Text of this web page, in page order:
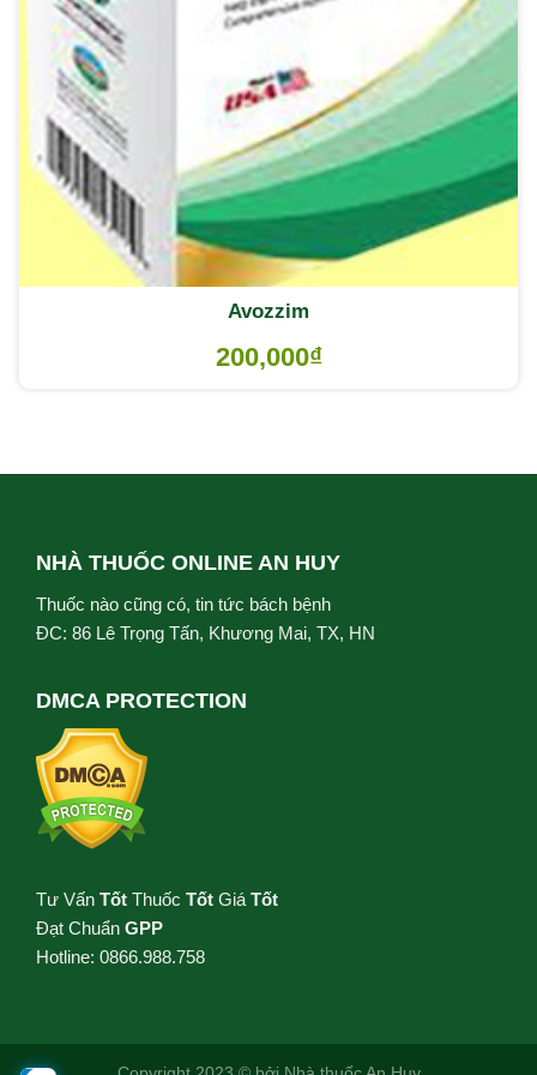
Avozzim
200,000₫
NHÀ THUỐC ONLINE AN HUY
Thuốc nào cũng có, tin tức bách bệnh
ĐC: 86 Lê Trọng Tấn, Khương Mai, TX, HN
DMCA PROTECTION
Tư Vấn Tốt Thuốc Tốt Giá Tốt
Đạt Chuẩn GPP
Hotline: 0866.988.758